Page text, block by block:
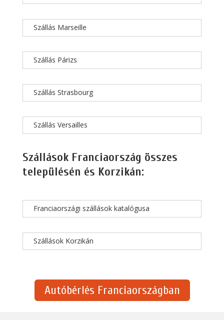
Szállás Marseille
Szállás Párizs
Szállás Strasbourg
Szállás Versailles
Szállások Franciaország összes
településén és Korzikán:
Franciaországi szállások katalógusa
Szállások Korzikán
Autóbérlés Franciaországban